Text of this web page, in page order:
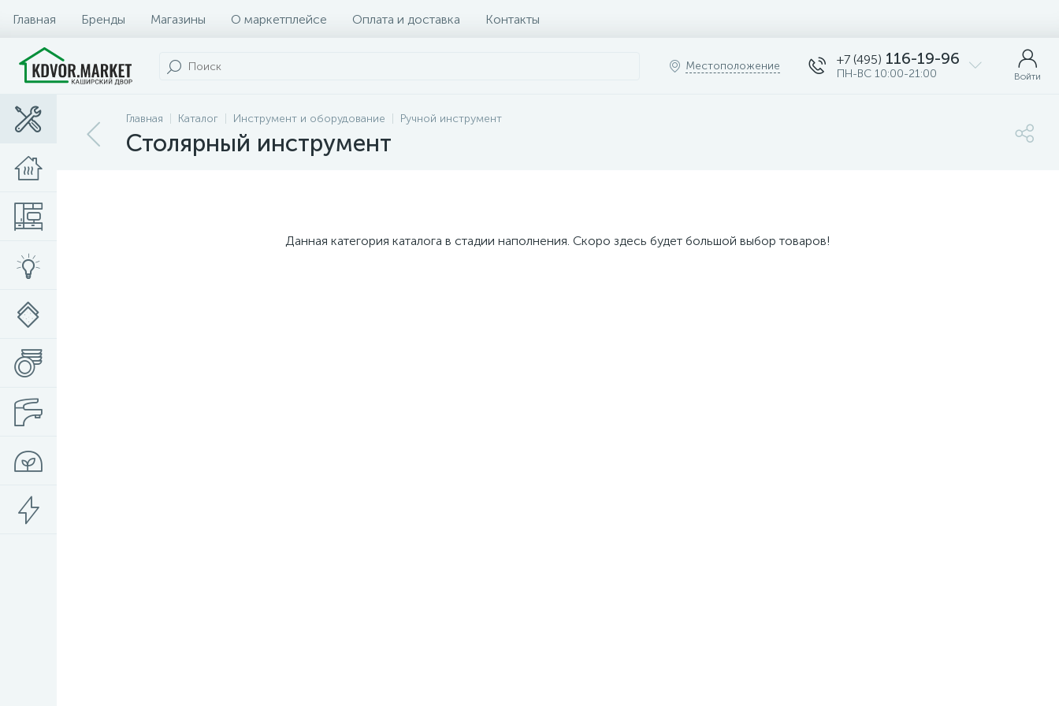
Главная Бренды Магазины О маркетплейсе Оплата и доставка Контакты
Местоположение +7 (495) 116-19-96
ПН-ВС 10:00-21:00 Войти
Главная Каталог Инструмент и оборудование Ручной инструмент
Столярный инструмент
Данная категория каталога в стадии наполнения. Скоро здесь будет большой выбор товаров!